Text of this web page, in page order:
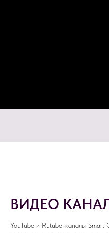
ВИДЕО
YouTube и Rutube-каналы